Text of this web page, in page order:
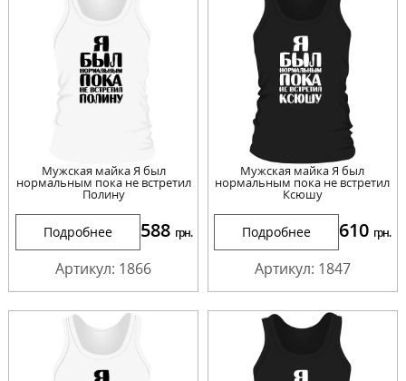
Мужская майка Я был
нормальным пока не встретил
Полину
Подробнее 588 грн.
Артикул: 1866
Мужская майка Я был
нормальным пока не встретил
Ксюшу
Подробнее 610 грн.
Артикул: 1847